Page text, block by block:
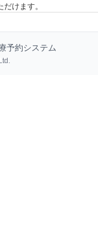
けます。
予約システム